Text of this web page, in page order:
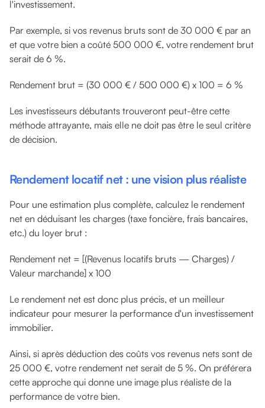
l'investissement.
Par exemple, si vos revenus bruts sont de 30 000 € par an
et que votre bien a coûté 500 000 €, votre rendement brut
serait de 6 %.
Rendement brut = (30 000 € / 500 000 €) x 100 = 6 %
Les investisseurs débutants trouveront peut-être cette
méthode attrayante, mais elle ne doit pas être le seul critère
de décision.
Rendement locatif net : une vision plus réaliste
Pour une estimation plus complète, calculez le rendement
net en déduisant les charges (taxe foncière, frais bancaires,
etc.) du loyer brut :
Rendement net = [(Revenus locatifs bruts — Charges) /
Valeur marchande] x 100
Le rendement net est donc plus précis, et un meilleur
indicateur pour mesurer la performance d'un investissement
immobilier.
Ainsi, si après déduction des coûts vos revenus nets sont de
25 000 €, votre rendement net serait de 5 %. On préférera
cette approche qui donne une image plus réaliste de la
performance de votre bien.